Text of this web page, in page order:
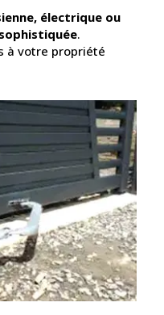
électrique ou
.
à votre propriété